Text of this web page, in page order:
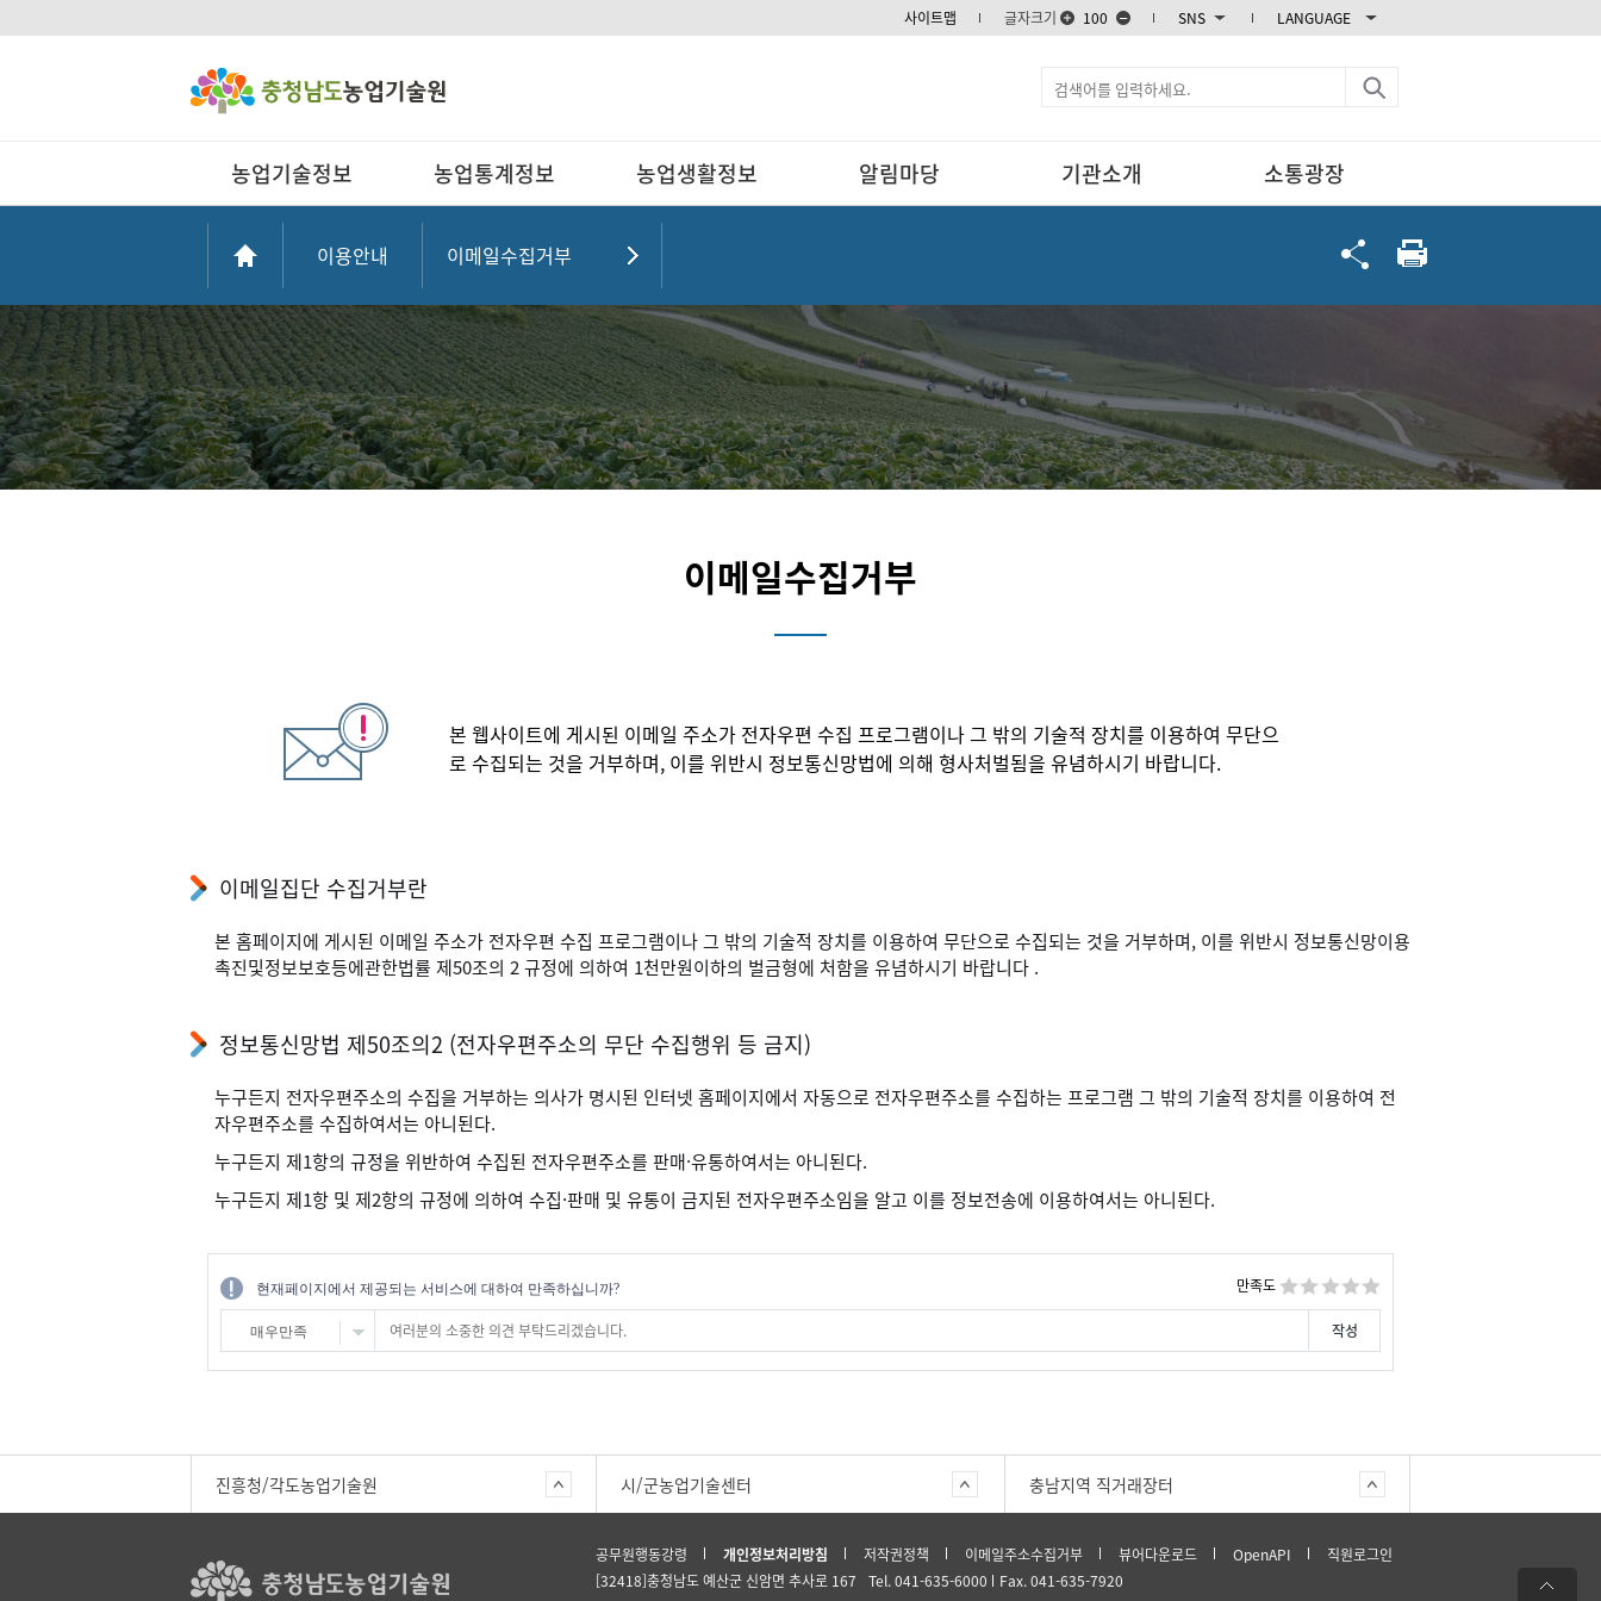
사이트맵 글자크기 100
SNS
카카오스토리
인스타그램
LANGUAGE
농업기술정보 농업통계정보 농업생활정보 알림마당 기관소개 소통광장
이용안내 이메일수집거부
이메일수집거부
본 웹사이트에 게시된 이메일 주소가 전자우편 수집 프로그램이나 그 밖의 기술적 장치를 이용하여 무단으
로 수집되는 것을 거부하며, 이를 위반시 정보통신망법에 의해 형사처벌됨을 유념하시기 바랍니다.
이메일집단 수집거부란
본 홈페이지에 게시된 이메일 주소가 전자우편 수집 프로그램이나 그 밖의 기술적 장치를 이용하여 무단으로 수집되는 것을 거부하며, 이를 위반시 정보통신망이용
촉진및정보보호등에관한법률 제50조의 2 규정에 의하여 1천만원이하의 벌금형에 처함을 유념하시기 바랍니다 .
정보통신망법 제50조의2 (전자우편주소의 무단 수집행위 등 금지)
누구든지 전자우편주소의 수집을 거부하는 의사가 명시된 인터넷 홈페이지에서 자동으로 전자우편주소를 수집하는 프로그램 그 밖의 기술적 장치를 이용하여 전
자우편주소를 수집하여서는 아니된다.
누구든지 제1항의 규정을 위반하여 수집된 전자우편주소를 판매·유통하여서는 아니된다.
누구든지 제1항 및 제2항의 규정에 의하여 수집·판매 및 유통이 금지된 전자우편주소임을 알고 이를 정보전송에 이용하여서는 아니된다.
현재페이지에서 제공되는 서비스에 대하여 만족하십니까? 만족도
매우만족
진흥청/각도농업기술원 시/군농업기술센터 충남지역 직거래장터
공무원행동강령 개인정보처리방침 저작권정책 이메일주소수집거부 뷰어다운로드 OpenAPI
직원로그인
[32418]충청남도 예산군 신암면 추사로 167
Tel. 041-635-6000 Fax. 041-635-7920